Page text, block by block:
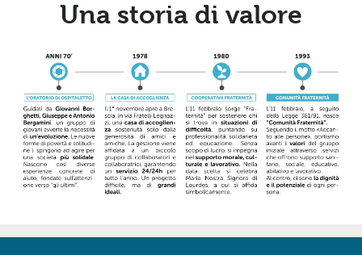
Una storia di valore